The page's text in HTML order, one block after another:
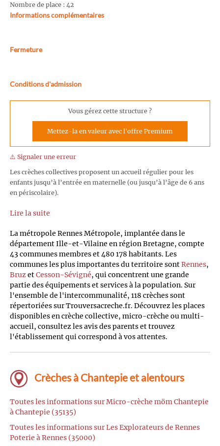
Nombre de place : 42
Informations complémentaires
Fermeture
Conditions d'admission
Vous gérez cette structure ?
Mettez-la en valeur avec l'offre Premium
⚠️ Signaler une erreur
Les crèches collectives proposent un accueil régulier pour les
enfants jusqu’à l’entrée en maternelle (ou jusqu’à l’âge de 6 ans
en périscolaire).
Lire la suite
La métropole Rennes Métropole, implantée dans le
département Ille-et-Vilaine en région Bretagne, compte
43 communes membres et 480 178 habitants. Les
communes les plus importantes du territoire sontRennes,
BruzetCesson-Sévigné, qui concentrent une grande
partie des équipements et services à la population. Sur
l'ensemble de l'intercommunalité, 118 crèches sont
répertoriées sur Trouversacreche.fr. Découvrez les places
disponibles en crèche collective, micro-crèche ou multi-
accueil, consultez les avis des parents et trouvez
l'établissement qui correspond à vos attentes.
Crèches à Chantepie et alentours
Toutes les informations sur Micro-crèche möm Chantepie
à Chantepie (35135)
Toutes les informations sur Les Explorateurs de Rennes
Poterie à Rennes (35000)